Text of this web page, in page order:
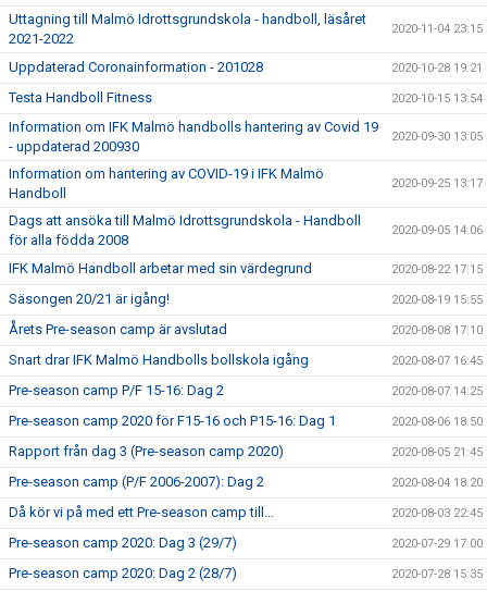
Uttagning till Malmö Idrottsgrundskola - handboll, läsåret
2021-2022
2020-11-04 23:15
Uppdaterad Coronainformation - 201028 2020-10-28 19:21
Testa Handboll Fitness 2020-10-15 13:54
Information om IFK Malmö handbolls hantering av Covid 19
- uppdaterad 200930
2020-09-30 13:05
Information om hantering av COVID-19 i IFK Malmö
Handboll
2020-09-25 13:17
Dags att ansöka till Malmö Idrottsgrundskola - Handboll
för alla födda 2008
2020-09-05 14:06
IFK Malmö Handboll arbetar med sin värdegrund 2020-08-22 17:15
Säsongen 20/21 är igång! 2020-08-19 15:55
Årets Pre-season camp är avslutad 2020-08-08 17:10
Snart drar IFK Malmö Handbolls bollskola igång 2020-08-07 16:45
Pre-season camp P/F 15-16: Dag 2 2020-08-07 14:25
Pre-season camp 2020 för F15-16 och P15-16: Dag 1 2020-08-06 18:50
Rapport från dag 3 (Pre-season camp 2020) 2020-08-05 21:45
Pre-season camp (P/F 2006-2007): Dag 2 2020-08-04 18:20
Då kör vi på med ett Pre-season camp till... 2020-08-03 22:45
Pre-season camp 2020: Dag 3 (29/7) 2020-07-29 17:00
Pre-season camp 2020: Dag 2 (28/7) 2020-07-28 15:35